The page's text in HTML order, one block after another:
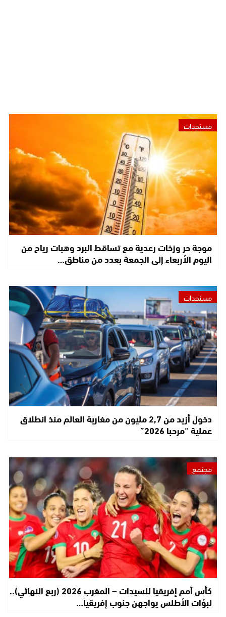
مستجدات
موجة حر وزخات رعدية مع تساقط البرد وهبات رياح من
اليوم الأربعاء إلى الجمعة بعدد من مناطق…
مستجدات
دخول أزيد من 2,7 مليون من مغاربة العالم منذ انطلاق
عملية “مرحبا 2026”
مجتمع
كأس أمم إفريقيا للسيدات – المغرب 2026 (ربع النهائي)..
لبؤات الأطلس يواجهن جنوب إفريقيا…